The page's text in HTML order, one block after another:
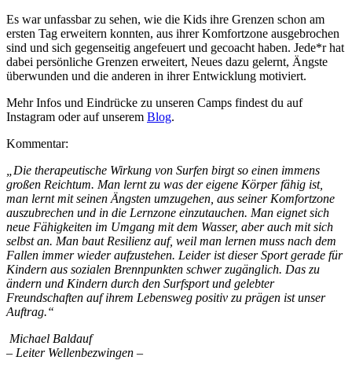
Es war unfassbar zu sehen, wie die Kids ihre Grenzen schon am
ersten Tag erweitern konnten, aus ihrer Komfortzone ausgebrochen
sind und sich gegenseitig angefeuert und gecoacht haben. Jede*r hat
dabei persönliche Grenzen erweitert, Neues dazu gelernt, Ängste
überwunden und die anderen in ihrer Entwicklung motiviert.
Mehr Infos und Eindrücke zu unseren Camps findest du auf
Instagram oder auf unserem Blog.
Kommentar:
„Die therapeutische Wirkung von Surfen birgt so einen immens
großen Reichtum. Man lernt zu was der eigene Körper fähig ist,
man lernt mit seinen Ängsten umzugehen, aus seiner Komfortzone
auszubrechen und in die Lernzone einzutauchen. Man eignet sich
neue Fähigkeiten im Umgang mit dem Wasser, aber auch mit sich
selbst an. Man baut Resilienz auf, weil man lernen muss nach dem
Fallen immer wieder aufzustehen. Leider ist dieser Sport gerade für
Kindern aus sozialen Brennpunkten schwer zugänglich. Das zu
ändern und Kindern durch den Surfsport und gelebter
Freundschaften auf ihrem Lebensweg positiv zu prägen ist unser
Auftrag.“
Michael Baldauf
– Leiter Wellenbezwingen –